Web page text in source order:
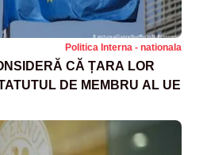
Politica Interna - nationala
CĂ ȚARA LOR
DE MEMBRU AL UE